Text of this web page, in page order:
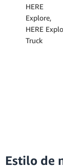
HERE
Explore,
HERE
Truck
Estilo de